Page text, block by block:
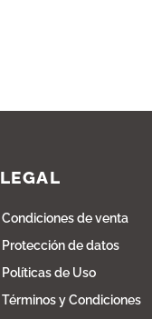
LEGAL
Condiciones de venta
Protección de datos
Políticas de Uso
Términos y Condiciones